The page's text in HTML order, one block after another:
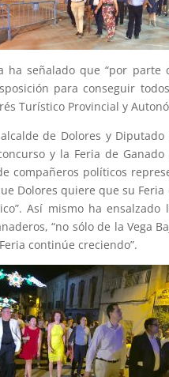
señalado que “por
para conseguir
Turístico Provincial y
de Dolores y
y la Feria de
compañeros políticos
Dolores quiere que su
Así mismo ha
“no sólo de la Vega
continúe creciendo”.